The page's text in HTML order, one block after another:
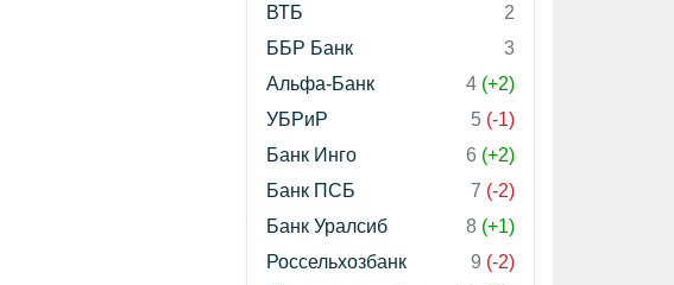
ВТБ
2
ББР Банк
3
Альфа-Банк
4 (+2)
УБРиР
5 (-1)
Банк Инго
6 (+2)
Банк ПСБ
7 (-2)
Банк Уралсиб
8 (+1)
Россельхозбанк
9 (-2)